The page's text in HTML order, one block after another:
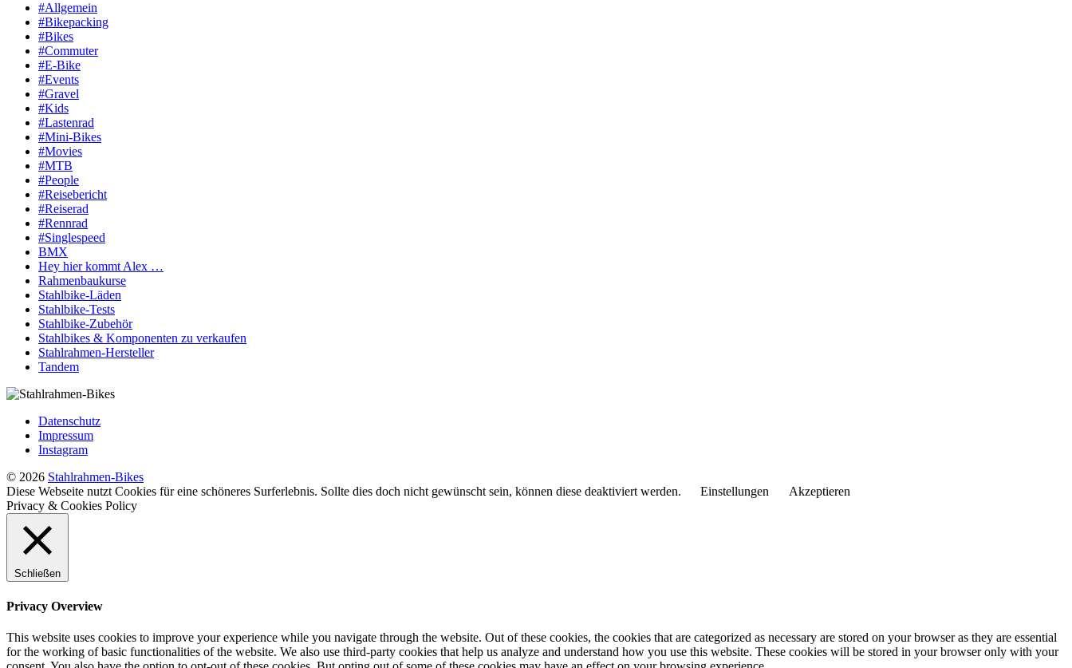
#Allgemein
#Bikepacking
#Bikes
#Commuter
#E-Bike
#Events
#Gravel
#Kids
#Lastenrad
#Mini-Bikes
#Movies
#MTB
#People
#Reisebericht
#Reiserad
#Rennrad
#Singlespeed
BMX
Hey hier kommt Alex …
Rahmenbaukurse
Stahlbike-Läden
Stahlbike-Tests
Stahlbike-Zubehör
Stahlbikes & Komponenten zu verkaufen
Stahlrahmen-Hersteller
Tandem
Datenschutz
Impressum
Instagram
© 2026 Stahlrahmen-Bikes
Diese Webseite nutzt Cookies für eine schöneres Surferlebnis. Sollte dies doch nicht gewünscht sein, können diese deaktiviert werden.
Einstellungen
Akzeptieren
Privacy & Cookies Policy
Schließen
Privacy Overview
This website uses cookies to improve your experience while you navigate through the website. Out of these cookies, the cookies that are categorized as necessary are stored on your browser as they are essential
for the working of basic functionalities of the website. We also use third-party cookies that help us analyze and understand how you use this website. These cookies will be stored in your browser only with your